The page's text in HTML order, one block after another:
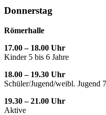
Donnerstag
Römerhalle
17.00 – 18.00 Uhr
Kinder 5 bis 6 Jahre
18.00 – 19.30 Uhr
Schüler/Jugend/weibl. Jugend
19.30 – 21.00 Uhr
Aktive